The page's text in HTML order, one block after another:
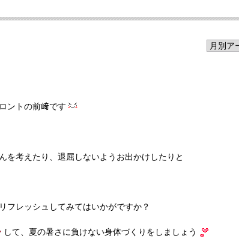
ントの前﨑です
を考えたり、退屈しないようお出かけしたりと
フレッシュしてみてはいかがですか？
して、夏の暑さに負けない身体づくりをしましょう